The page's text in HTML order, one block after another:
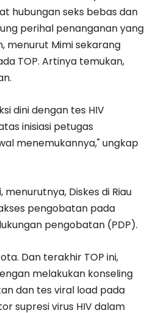
hubungan seks bebas dan
perihal penanganan yang
menurut Mimi sekarang
TOP. Artinya temukan,
dini dengan tes HIV
inisiasi petugas
menemukannya," ungkap
Diskes di Riau
pengobatan pada
pengobatan (PDP).
Dan terakhir TOP ini,
melakukan konseling
dan tes viral load pada
supresi virus HIV dalam